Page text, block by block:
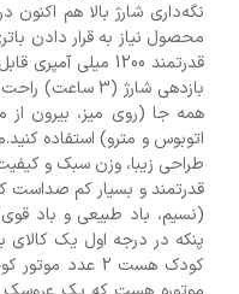
نگه‌داری شارژ بالا هم
محصول نیاز به قرار دادن
قدرتمند 1200 میلی
بازدهی شارژ (3
همه جا (روی میز، بیرون از
اتوبوس و مترو) استفاده
طراحی زیبا، وزن سبک و
قدرتمند و بسیار کم صداست
(نسیم، باد طبیعی و باد
پنکه در درجه اول یک کالای